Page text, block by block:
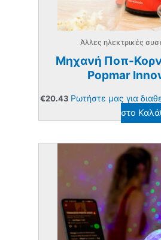
Άλλες ηλεκτρικές
Μηχανή Ποπ-
Popmar
€20.43 Ρωτήστε μας για
στο